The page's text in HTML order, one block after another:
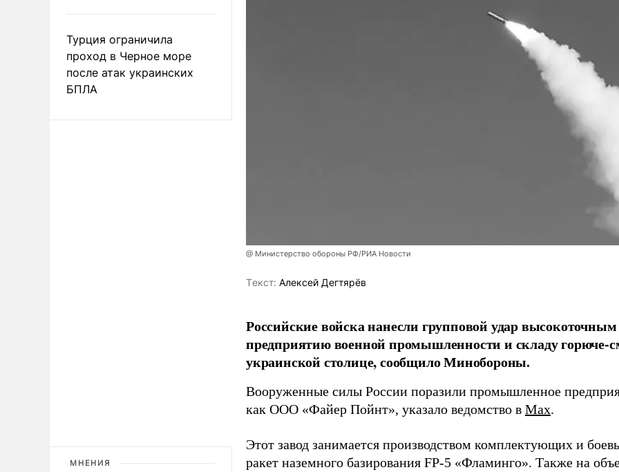
Турция ограничила
проход в Черное море
после атак украинских
БПЛА
МНЕНИЯ
@ Министерство обороны РФ/РИА Новости
Tекст: Алексей Дегтярёв
Российские войска нанесли групповой удар
предприятию военной промышленности и складу горюче-
украинской столице, сообщило Минобороны.
Вооруженные силы России поразили промышленное
как ООО «Файер Пойнт», указало ведомство в Max.
Этот завод занимается производством комплектующих и
ракет наземного базирования FP-5 «Фламинго». Также на